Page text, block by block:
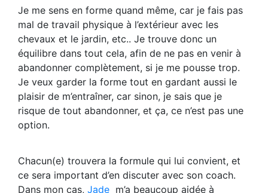
Je me sens en forme quand même, car je fais pas
mal de travail physique à l’extérieur avec les
chevaux et le jardin, etc.. Je trouve donc un
équilibre dans tout cela, afin de ne pas en venir à
abandonner complètement, si je me pousse trop.
Je veux garder la forme tout en gardant aussi le
plaisir de m’entraîner, car sinon, je sais que je
risque de tout abandonner, et ça, ce n’est pas une
option.
Chacun(e) trouvera la formule qui lui convient, et
ce sera important d’en discuter avec son coach.
Dans mon cas, Jade m’a beaucoup aidée à